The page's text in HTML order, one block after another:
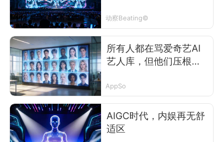
动察Beating©
所有人都在骂爱奇艺AI
艺人库，但他们压根不
AppSo
AIGC时代，内娱再无舒
适区